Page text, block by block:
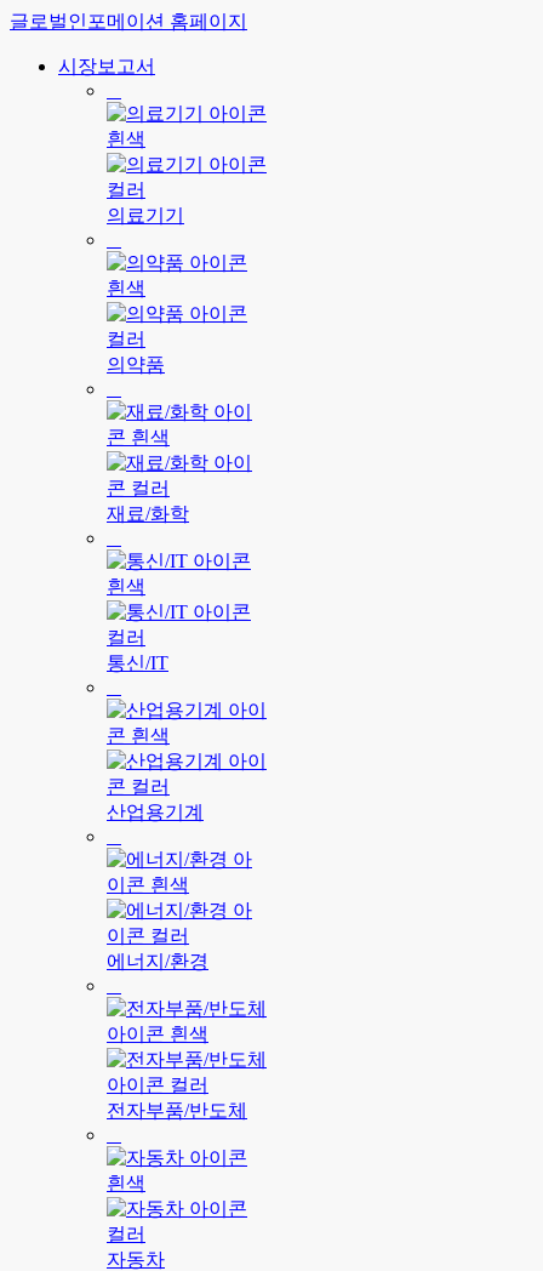
글로벌인포메이션 홈페이지
시장보고서
의료기기
의약품
재료/화학
통신/IT
산업용기계
에너지/환경
전자부품/반도체
자동차